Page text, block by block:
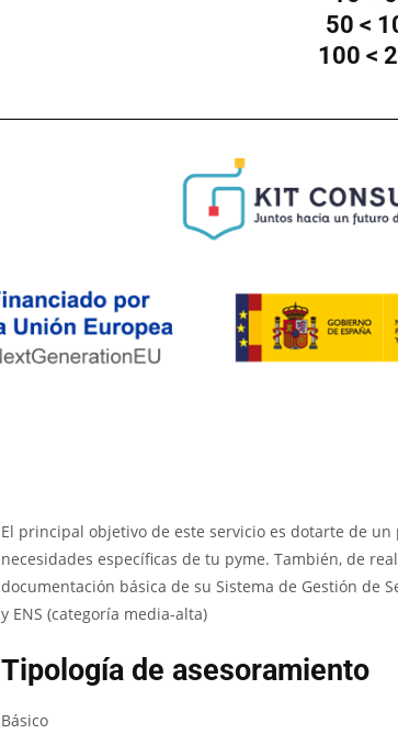
50 <
100 <
El principal objetivo de este servicio es dotarte de
necesidades específicas de tu pyme. También, de
documentación básica de su Sistema de Gestión de
y ENS (categoría media-alta)
Tipología de asesoramiento
Básico